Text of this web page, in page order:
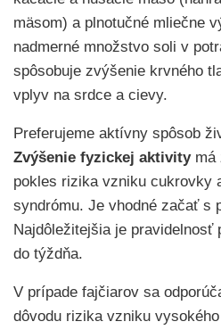
mäsom) a plnotučné mliečne
nadmerné množstvo soli v
spôsobuje zvýšenie krvného
vplyv na srdce a cievy.
Preferujeme aktívny spôsob
Zvýšenie fyzickej aktivitymá
pokles rizika vzniku cukrovky
syndrómu. Je vhodné začať s
Najdôležitejšia je pravidelnosť
do týždňa.
V prípade fajčiarov sa
dôvodu rizika vzniku